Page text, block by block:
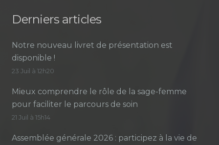
Derniers articles
Notre nouveau livret de présentation est
disponible !
23 Juil à 12h20
Mieux comprendre le rôle de la sage-femme
pour faciliter le parcours de soin
21 Juil à 15h14
Assemblée générale 2026 : participez à la vie de